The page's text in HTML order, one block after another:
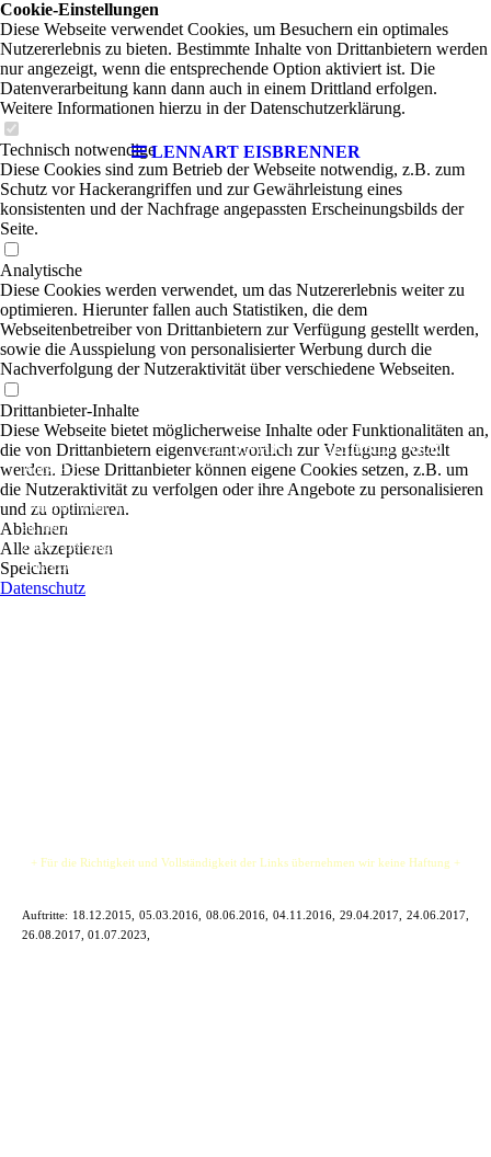
LENNART EISBRENNER
LENNART EISBRENNER
Rock-Pop
„Wenn du willst, können wir einfach glückwärts fahr’n“. Hört sich doch wunderbar
an. Hat bloß einen kleinen Haken, und der heißt Lennart Eisbrenner, Verfasser dieser
Zeilen. Der junge Hanseat ist zwar kein schwermütiger Typ, aber halt auch keiner
ohne Ecken und Kanten.
+ Für die Richtigkeit und Vollständigkeit der Links übernehmen wir keine Haftung +
Auftritte: 18.12.2015, 05.03.2016, 08.06.2016, 04.11.2016, 29.04.2017, 24.06.2017,
26.08.2017, 01.07.2023,
Cookie-Einstellungen
Diese Webseite verwendet Cookies, um Besuchern ein optimales
Nutzererlebnis zu bieten. Bestimmte Inhalte von Drittanbietern werden
nur angezeigt, wenn die entsprechende Option aktiviert ist. Die
Datenverarbeitung kann dann auch in einem Drittland erfolgen.
Weitere Informationen hierzu in der Datenschutzerklärung.
Technisch notwendige
Diese Cookies sind zum Betrieb der Webseite notwendig, z.B. zum
Schutz vor Hackerangriffen und zur Gewährleistung eines
konsistenten und der Nachfrage angepassten Erscheinungsbilds der
Seite.
Analytische
Diese Cookies werden verwendet, um das Nutzererlebnis weiter zu
optimieren. Hierunter fallen auch Statistiken, die dem
Webseitenbetreiber von Drittanbietern zur Verfügung gestellt werden,
sowie die Ausspielung von personalisierter Werbung durch die
Nachverfolgung der Nutzeraktivität über verschiedene Webseiten.
Drittanbieter-Inhalte
Diese Webseite bietet möglicherweise Inhalte oder Funktionalitäten an,
die von Drittanbietern eigenverantwortlich zur Verfügung gestellt
werden. Diese Drittanbieter können eigene Cookies setzen, z.B. um
die Nutzeraktivität zu verfolgen oder ihre Angebote zu personalisieren
und zu optimieren.
Ablehnen
Alle akzeptieren
Speichern
Datenschutz